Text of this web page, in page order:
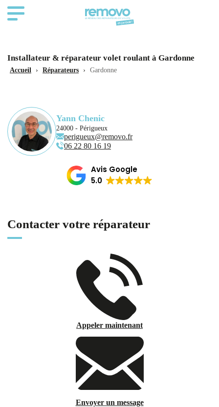
Installateur & réparateur volet roulant à Gardonne
Accueil › Réparateurs › Gardonne
Yann Chenic
24000 - Périgueux
perigueux@removo.fr
06 22 80 16 19
Avis Google
5.0
Contacter votre réparateur
Appeler maintenant
Envoyer un message